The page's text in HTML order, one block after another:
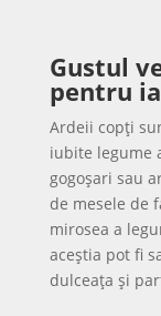
Gustul
pentru
Ardeii copți
iubite legume
gogoșari sau
de mesele de
mirosea a
aceștia pot fi
dulceața și